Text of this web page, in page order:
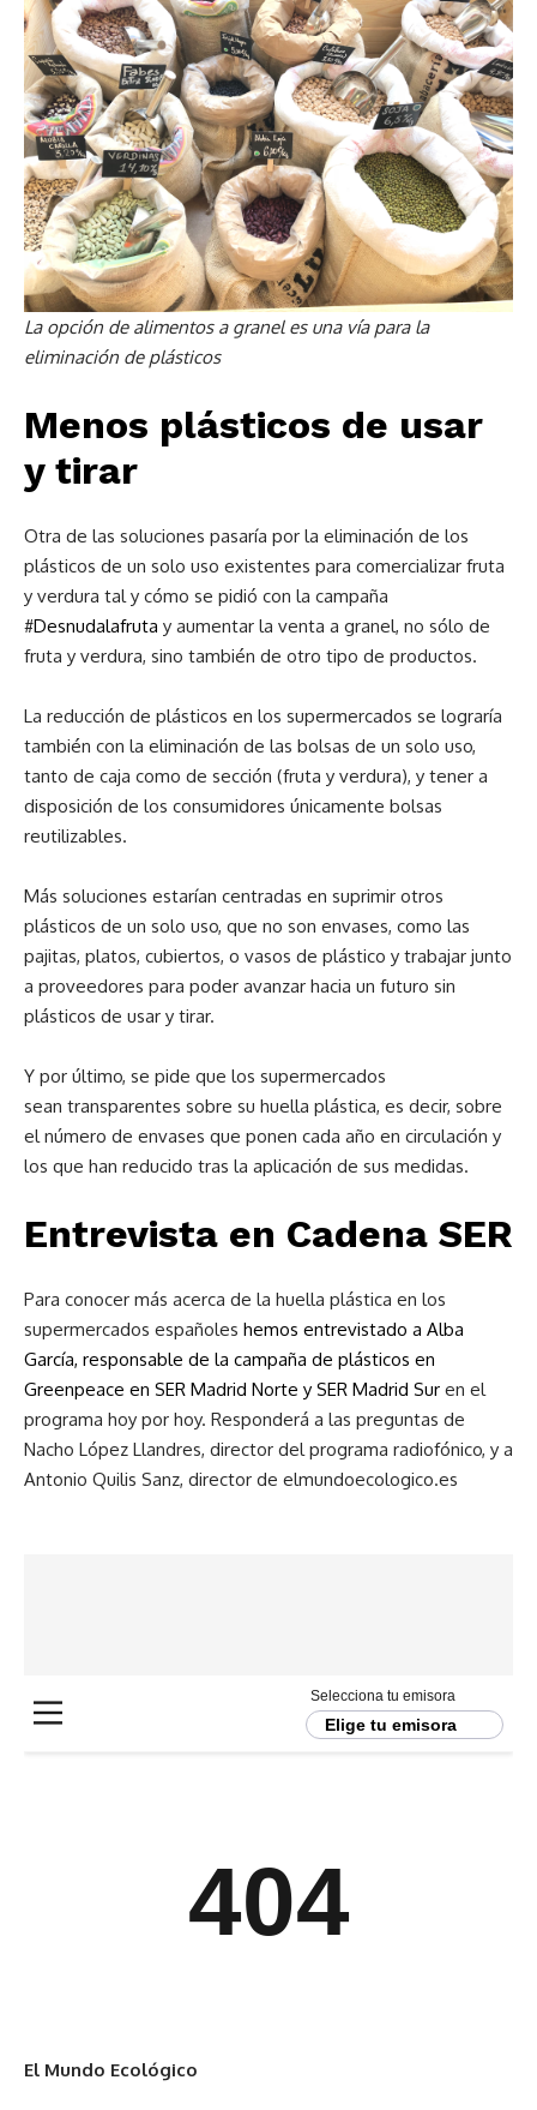
La opción de alimentos a granel es una vía para la
eliminación de plásticos
Menos plásticos de usar
y tirar
Otra de las soluciones pasaría por la eliminación de los
plásticos de un solo uso existentes para comercializar fruta
y verdura tal y cómo se pidió con la campaña
#Desnudalafruta y aumentar la venta a granel, no sólo de
fruta y verdura, sino también de otro tipo de productos.
La reducción de plásticos en los supermercados se lograría
también con la eliminación de las bolsas de un solo uso,
tanto de caja como de sección (fruta y verdura), y tener a
disposición de los consumidores únicamente bolsas
reutilizables.
Más soluciones estarían centradas en suprimir otros
plásticos de un solo uso, que no son envases, como las
pajitas, platos, cubiertos, o vasos de plástico y trabajar junto
a proveedores para poder avanzar hacia un futuro sin
plásticos de usar y tirar.
Y por último, se pide que los supermercados
sean transparentes sobre su huella plástica, es decir, sobre
el número de envases que ponen cada año en circulación y
los que han reducido tras la aplicación de sus medidas.
Entrevista en Cadena SER
Para conocer más acerca de la huella plástica en los
supermercados españoles hemos entrevistado a Alba
García, responsable de la campaña de plásticos en
Greenpeace en SER Madrid Norte y SER Madrid Sur en el
programa hoy por hoy. Responderá a las preguntas de
Nacho López Llandres, director del programa radiofónico, y a
Antonio Quilis Sanz, director de elmundoecologico.es
El Mundo Ecológico